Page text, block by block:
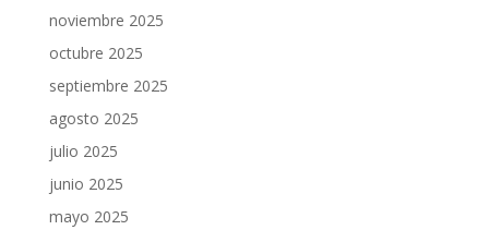
noviembre 2025
octubre 2025
septiembre 2025
agosto 2025
julio 2025
junio 2025
mayo 2025